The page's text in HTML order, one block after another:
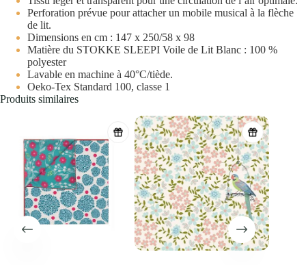
Perforation prévue pour attacher un mobile musical à la flèche
de lit.
Dimensions en cm : 147 x 250/58 x 98
Matière du STOKKE SLEEPI Voile de Lit Blanc : 100 %
polyester
Lavable en machine à 40°C/tiède.
Oeko-Tex Standard 100, classe 1
Produits similaires